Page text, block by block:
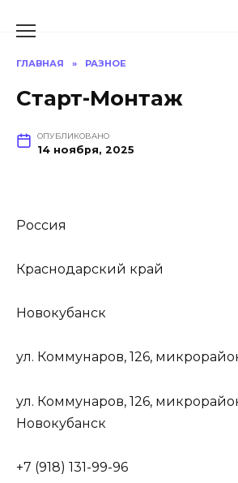
ГЛАВНАЯ » РАЗНОЕ
Старт-Монтаж
ОПУБЛИКОВАНО
14 ноября, 2025
Россия
Краснодарский край
Новокубанск
ул. Коммунаров, 126,
ул. Коммунаров, 126,
Новокубанск
+7 (918) 131-99-96